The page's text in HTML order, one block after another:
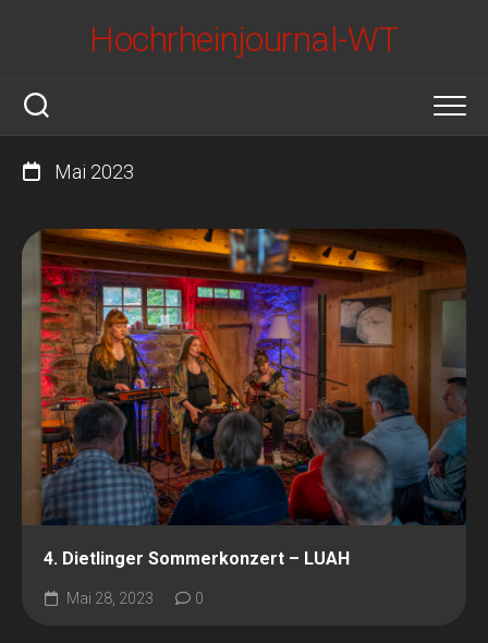
Hochrheinjournal-WT
Mai 2023
4. Dietlinger Sommerkonzert – LUAH
Mai 28, 2023 0